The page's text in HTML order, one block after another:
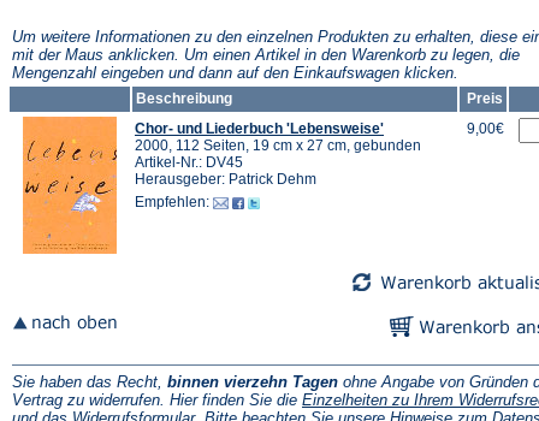
Um weitere Informationen zu den einzelnen Produkten zu erhalten, diese
mit der Maus anklicken. Um einen Artikel in den Warenkorb zu legen, die
Mengenzahl eingeben und dann auf den Einkaufswagen klicken.
Beschreibung
Preis
Chor- und Liederbuch 'Lebensweise'
2000, 112 Seiten, 19 cm x 27 cm, gebunden
Artikel-Nr.: DV45
Herausgeber: Patrick Dehm
Empfehlen:
9,00€
Sie haben das Recht, binnen vierzehn Tagen ohne Angabe von Gründen
Vertrag zu widerrufen. Hier finden Sie die Einzelheiten zu Ihrem
(Öffnet